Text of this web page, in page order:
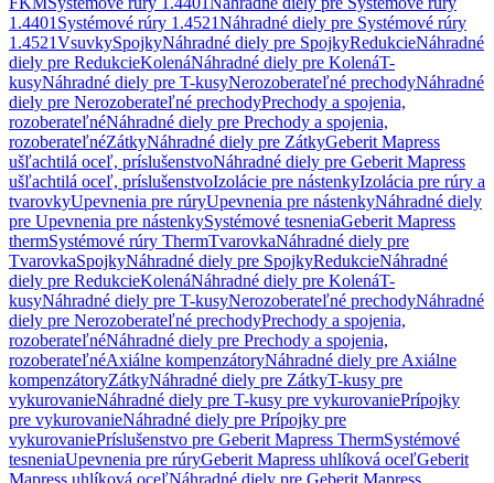
1.4401 Systémové rúry 1.4521Náhradné diely pre Systémové rúry
1.4521VsuvkySpojkyNáhradné diely pre SpojkyRedukcieNáhradné
diely pre RedukcieKolenáNáhradné diely pre KolenáT-
kusyNáhradné diely pre T-kusyNerozoberateľné prechodyNáhradné
diely pre Nerozoberateľné prechodyPrechody a spojenia,
rozoberateľnéNáhradné diely pre Prechody a spojenia,
rozoberateľnéZátkyNáhradné diely pre ZátkyGeberit Mapress
ušľachtilá oceľ, príslušenstvoNáhradné diely pre Geberit Mapress
ušľachtilá oceľ, príslušenstvoIzolácie pre nástenkyIzolácia pre rúry a
tvarovkyUpevnenia pre rúryUpevnenia pre nástenkyNáhradné diely
pre Upevnenia pre nástenkySystémové tesneniaGeberit Mapress
thermSystémové rúry ThermTvarovkaNáhradné diely pre
TvarovkaSpojkyNáhradné diely pre SpojkyRedukcieNáhradné
diely pre RedukcieKolenáNáhradné diely pre KolenáT-
kusyNáhradné diely pre T-kusyNerozoberateľné prechodyNáhradné
diely pre Nerozoberateľné prechodyPrechody a spojenia,
rozoberateľnéNáhradné diely pre Prechody a spojenia,
rozoberateľnéAxiálne kompenzátoryNáhradné diely pre Axiálne
kompenzátoryZátkyNáhradné diely pre ZátkyT-kusy pre
vykurovanieNáhradné diely pre T-kusy pre vykurovaniePrípojky
pre vykurovanieNáhradné diely pre Prípojky pre
vykurovaniePríslušenstvo pre Geberit Mapress ThermSystémové
tesneniaUpevnenia pre rúryGeberit Mapress uhlíková oceľGeberit
Mapress uhlíková oceľNáhradné diely pre Geberit Mapress